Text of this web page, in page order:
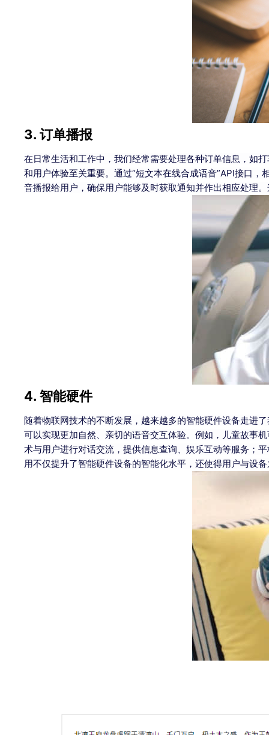
3. 订单播报
在日常生活和工作中，我们经常需要处理各种订单信息，如
和用户体验至关重要。通过“短文本在线合成语音”API接口
音播报给用户，确保用户能够及时获取通知并作出相应处理
4. 智能硬件
随着物联网技术的不断发展，越来越多的智能硬件设备走进
可以实现更加自然、亲切的语音交互体验。例如，儿童故事
术与用户进行对话交流，提供信息查询、娱乐互动等服务；
用不仅提升了智能硬件设备的智能化水平，还使得用户与设